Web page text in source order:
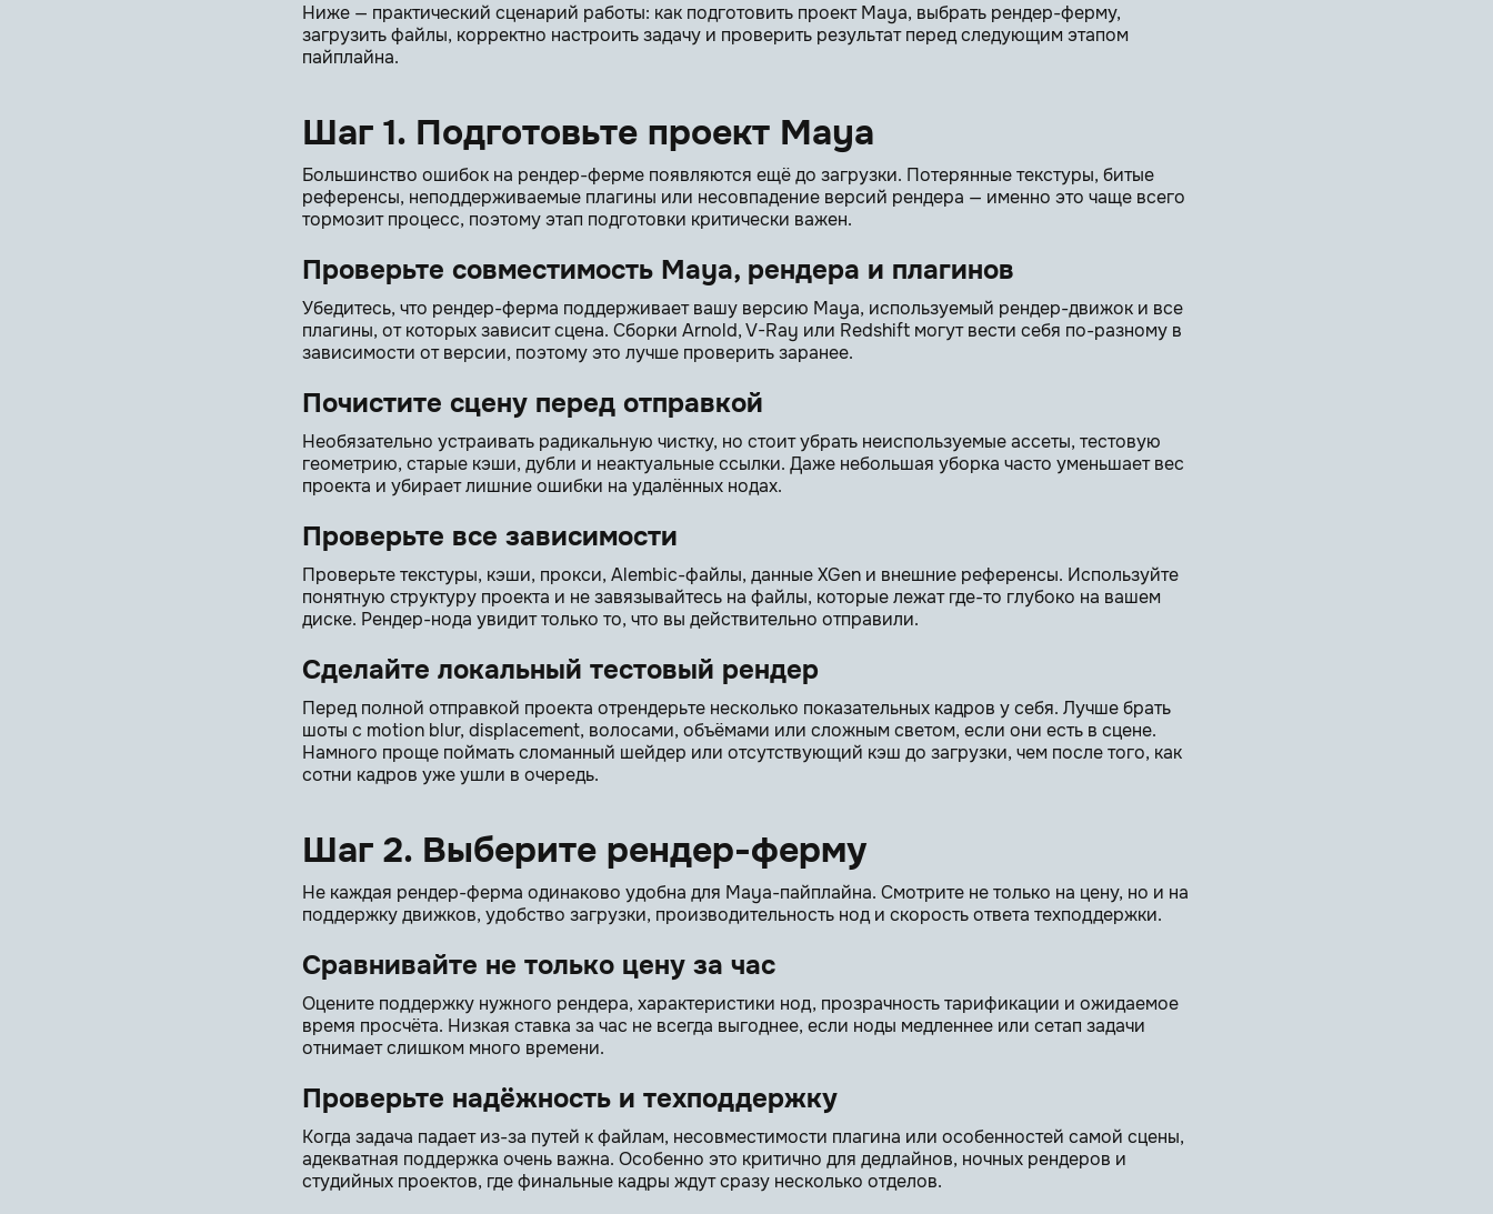
Ниже — практический сценарий работы: как подготовить проект Maya, выбрать рендер-ферму,
загрузить файлы, корректно настроить задачу и проверить результат перед следующим этапом
пайплайна.
Шаг 1. Подготовьте проект Maya
Большинство ошибок на рендер-ферме появляются ещё до загрузки. Потерянные текстуры, битые
референсы, неподдерживаемые плагины или несовпадение версий рендера — именно это чаще всего
тормозит процесс, поэтому этап подготовки критически важен.
Проверьте совместимость Maya, рендера и плагинов
Убедитесь, что рендер-ферма поддерживает вашу версию Maya, используемый рендер-движок и все
плагины, от которых зависит сцена. Сборки Arnold, V-Ray или Redshift могут вести себя по-разному в
зависимости от версии, поэтому это лучше проверить заранее.
Почистите сцену перед отправкой
Необязательно устраивать радикальную чистку, но стоит убрать неиспользуемые ассеты, тестовую
геометрию, старые кэши, дубли и неактуальные ссылки. Даже небольшая уборка часто уменьшает вес
проекта и убирает лишние ошибки на удалённых нодах.
Проверьте все зависимости
Проверьте текстуры, кэши, прокси, Alembic-файлы, данные XGen и внешние референсы. Используйте
понятную структуру проекта и не завязывайтесь на файлы, которые лежат где-то глубоко на вашем
диске. Рендер-нода увидит только то, что вы действительно отправили.
Сделайте локальный тестовый рендер
Перед полной отправкой проекта отрендерьте несколько показательных кадров у себя. Лучше брать
шоты с motion blur, displacement, волосами, объёмами или сложным светом, если они есть в сцене.
Намного проще поймать сломанный шейдер или отсутствующий кэш до загрузки, чем после того, как
сотни кадров уже ушли в очередь.
Шаг 2. Выберите рендер-ферму
Не каждая рендер-ферма одинаково удобна для Maya-пайплайна. Смотрите не только на цену, но и на
поддержку движков, удобство загрузки, производительность нод и скорость ответа техподдержки.
Сравнивайте не только цену за час
Оцените поддержку нужного рендера, характеристики нод, прозрачность тарификации и ожидаемое
время просчёта. Низкая ставка за час не всегда выгоднее, если ноды медленнее или сетап задачи
отнимает слишком много времени.
Проверьте надёжность и техподдержку
Когда задача падает из-за путей к файлам, несовместимости плагина или особенностей самой сцены,
адекватная поддержка очень важна. Особенно это критично для дедлайнов, ночных рендеров и
студийных проектов, где финальные кадры ждут сразу несколько отделов.